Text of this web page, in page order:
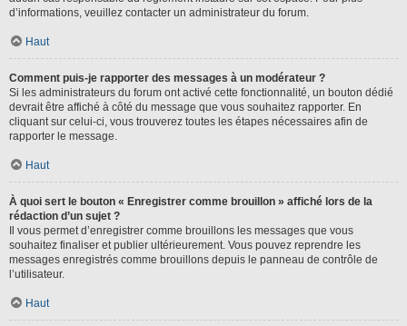
d’informations, veuillez contacter un administrateur du forum.
Haut
Comment puis-je rapporter des messages à un modérateur ?
Si les administrateurs du forum ont activé cette fonctionnalité, un bouton dédié
devrait être affiché à côté du message que vous souhaitez rapporter. En
cliquant sur celui-ci, vous trouverez toutes les étapes nécessaires afin de
rapporter le message.
Haut
À quoi sert le bouton « Enregistrer comme brouillon » affiché lors de la
rédaction d’un sujet ?
Il vous permet d’enregistrer comme brouillons les messages que vous
souhaitez finaliser et publier ultérieurement. Vous pouvez reprendre les
messages enregistrés comme brouillons depuis le panneau de contrôle de
l’utilisateur.
Haut